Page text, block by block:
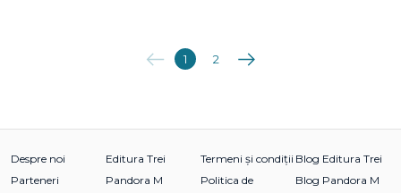
Anterioara
1 2 Următoarea
Despre noi
Parteneri
Editura Trei
Pandora M
Termeni și condiții
Politica de
Blog Editura Trei
Blog Pandora M